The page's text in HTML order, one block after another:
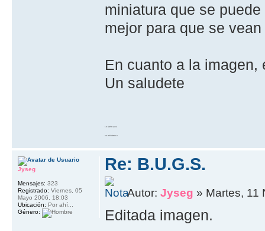
miniatura que se
mejor para que se
En cuanto a la
Un saludete
10 GOTO work
20 RETURN 10
Re: B.U.G.S.
Autor:Jyseg » Martes, 11
Editada imagen.
Jyseg
Mensajes: 323
Registrado: Viernes, 05
Mayo 2006, 18:03
Ubicación: Por ahí...
Género: